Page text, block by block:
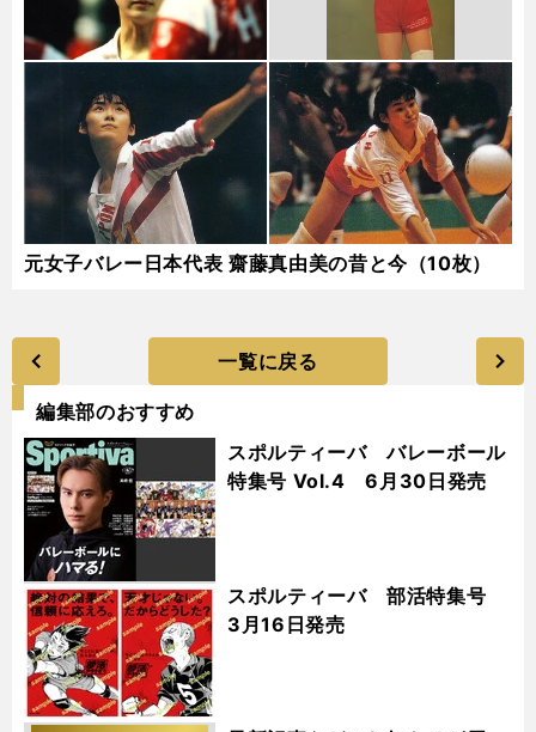
元女子バレー日本代表 齋藤真由美の昔と今（10枚）
一覧に戻る
編集部のおすすめ
スポルティーバ バレーボール
特集号 Vol.4 6月30日発売
スポルティーバ 部活特集号
3月16日発売